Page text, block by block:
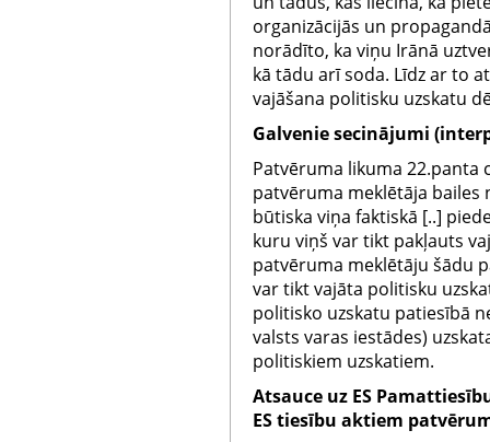
organizācijās un
norādīto, ka viņu Irānā
kā tādu arī soda. Līdz ar to
vajāšana politisku uzskatu
Galvenie secinājumi
Patvēruma likuma 22.panta
patvēruma meklētāja bailes
būtiska viņa faktiskā [..]
kuru viņš var tikt pakļauts
patvēruma meklētāju šādu
var tikt vajāta politisku
politisko uzskatu patiesībā
valsts varas iestādes)
politiskiem uzskatiem.
Atsauce uz ES
ES tiesību aktiem